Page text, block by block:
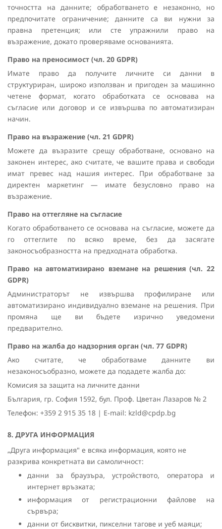
точността на данните; обработването е незаконно, но
предпочитате ограничение; данните са ви нужни за
правна претенция; или сте упражнили право на
възражение, докато проверяваме основанията.
Право на преносимост (чл. 20 GDPR)
Имате право да получите личните си данни в
структуриран, широко използван и пригоден за машинно
четене формат, когато обработката се основава на
съгласие или договор и се извършва по автоматизиран
начин.
Право на възражение (чл. 21 GDPR)
Можете да възразите срещу обработване, основано на
законен интерес, ако считате, че вашите права и свободи
имат превес над нашия интерес. При обработване за
директен маркетинг — имате безусловно право на
възражение.
Право на оттегляне на съгласие
Когато обработването се основава на съгласие, можете да
го оттеглите по всяко време, без да засягате
законосъобразността на предходната обработка.
Право на автоматизирано вземане на решения (чл. 22
GDPR)
Администраторът не извършва профилиране или
автоматизирано индивидуално вземане на решения. При
промяна ще ви бъдете изрично уведомени
предварително.
Право на жалба до надзорния орган (чл. 77 GDPR)
Ако считате, че обработваме данните ви
незаконосъобразно, можете да подадете жалба до:
Комисия за защита на личните данни
България, гр. София 1592, бул. Проф. Цветан Лазаров № 2
Телефон: +359 2 915 35 18 | E-mail: kzld@cpdp.bg
8. ДРУГА ИНФОРМАЦИЯ
„Друга информация" е всяка информация, която не
разкрива конкретната ви самоличност:
данни за браузъра, устройството, оператора и
интернет връзката;
информация от регистрационни файлове на
сървъра;
данни от бисквитки, пикселни тагове и уеб маяци;